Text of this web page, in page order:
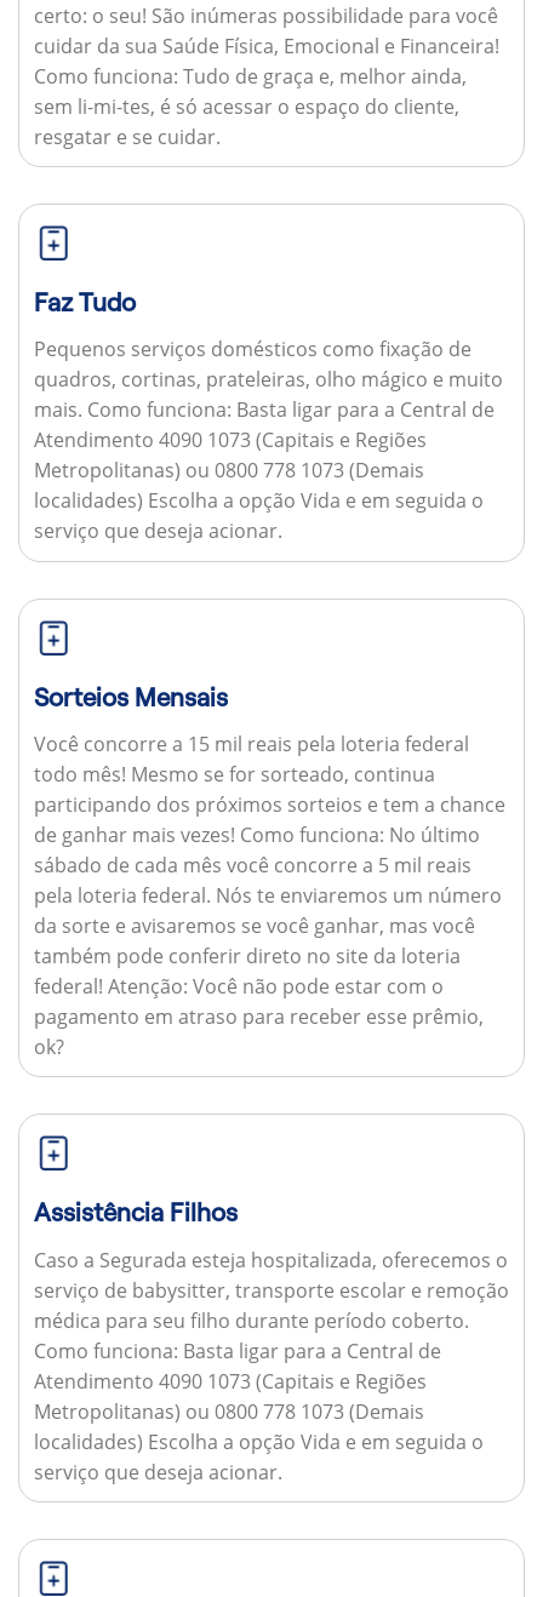
certo: o seu! São inúmeras possibilidade para você
cuidar da sua Saúde Física, Emocional e Financeira!
Como funciona: Tudo de graça e, melhor ainda,
sem li-mi-tes, é só acessar o espaço do cliente,
resgatar e se cuidar.
Faz Tudo
Pequenos serviços domésticos como fixação de
quadros, cortinas, prateleiras, olho mágico e muito
mais. Como funciona: Basta ligar para a Central de
Atendimento 4090 1073 (Capitais e Regiões
Metropolitanas) ou 0800 778 1073 (Demais
localidades) Escolha a opção Vida e em seguida o
serviço que deseja acionar.
Sorteios Mensais
Você concorre a 15 mil reais pela loteria federal
todo mês! Mesmo se for sorteado, continua
participando dos próximos sorteios e tem a chance
de ganhar mais vezes! Como funciona: No último
sábado de cada mês você concorre a 5 mil reais
pela loteria federal. Nós te enviaremos um número
da sorte e avisaremos se você ganhar, mas você
também pode conferir direto no site da loteria
federal! Atenção: Você não pode estar com o
pagamento em atraso para receber esse prêmio,
ok?
Assistência Filhos
Caso a Segurada esteja hospitalizada, oferecemos o
serviço de babysitter, transporte escolar e remoção
médica para seu filho durante período coberto.
Como funciona: Basta ligar para a Central de
Atendimento 4090 1073 (Capitais e Regiões
Metropolitanas) ou 0800 778 1073 (Demais
localidades) Escolha a opção Vida e em seguida o
serviço que deseja acionar.